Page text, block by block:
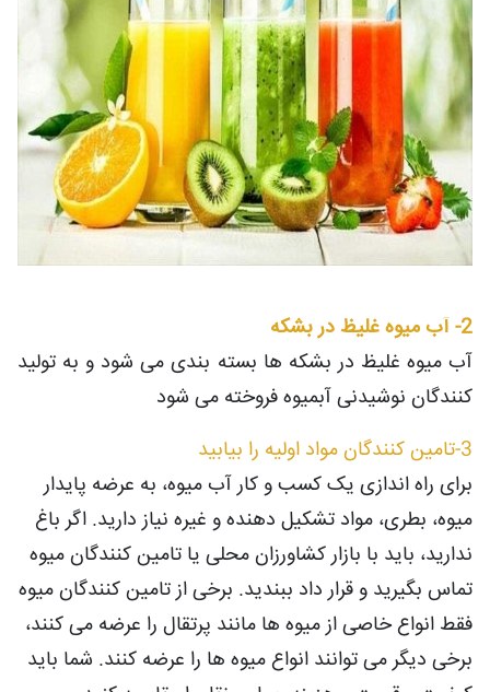
2- آب میوه غلیظ در بشکه
آب میوه غلیظ در بشکه ها بسته بندی می شود و به تولید
کنندگان نوشیدنی آبمیوه فروخته می شود
3-تامین کنندگان مواد اولیه را بیابید
برای راه اندازی یک کسب و کار آب میوه، به عرضه پایدار
میوه، بطری، مواد تشکیل دهنده و غیره نیاز دارید. اگر باغ
ندارید، باید با بازار کشاورزان محلی یا تامین کنندگان میوه
تماس بگیرید و قرار داد ببندید. برخی از تامین کنندگان میوه
فقط انواع خاصی از میوه ها مانند پرتقال را عرضه می کنند،
برخی دیگر می توانند انواع میوه ها را عرضه کنند. شما باید